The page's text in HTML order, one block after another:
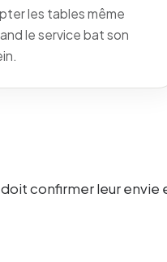
les tables même
le service bat son
confirmer leur envie